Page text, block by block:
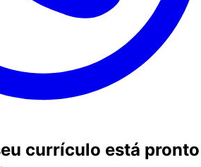
currículo está pronto